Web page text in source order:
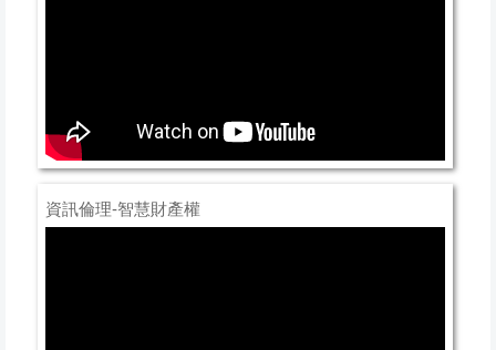
資訊倫理-智慧財產權